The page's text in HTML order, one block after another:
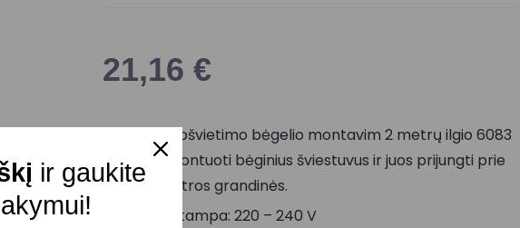
21,16 €
Vienfazis apšvietimo bėgelio montavim 2 metrų ilgio 6083
– skirtas montuoti bėginius šviestuvus ir juos prijungti prie
vienos elektros grandinės.
Maitinimo įtampa: 220 – 240 V
ir gaukite